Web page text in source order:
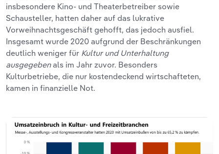
insbesondere Kino- und Theaterbetreiber sowie
Schausteller, hatten daher auf das lukrative
Vorweihnachtsgeschäft gehofft, das jedoch ausfiel.
Insgesamt wurde 2020 aufgrund der Beschränkungen
deutlich weniger für Kultur und Unterhaltung
ausgegebenals im Jahr zuvor. Besonders
Kulturbetriebe, die nur kostendeckend wirtschafteten,
kamen in finanzielle Not.